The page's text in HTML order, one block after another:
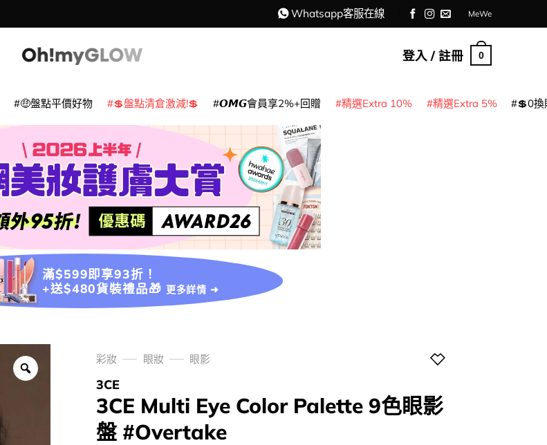
Whatsapp客服在線 MeWe
登入 / 註冊 0
🤑盤點平價好物 💲盤點清倉激減!💲 𝙊𝙈𝙂會員享2%+回贈 精選Extra 10% 精選Extra 5% 💲0換
滿$599即享93折！
+送$480貨裝禮品🎁 更多詳情 ➜
彩妝 眼妝 眼影
3CE
3CE Multi Eye Color Palette 9色眼影
盤 #Overtake